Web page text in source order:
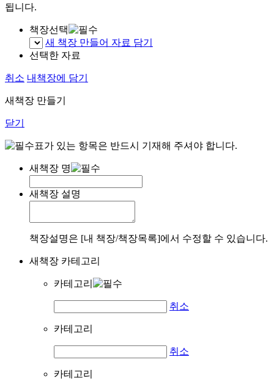
됩니다.
책장선택
새 책장 만들어 자료 담기
선택한 자료
취소 내책장에 담기
새책장 만들기
닫기
표가 있는 항목은 반드시 기재해 주셔야 합니다.
새책장 명
새책장 설명
책장설명은 [내 책장/책장목록]에서 수정할 수 있습니다.
새책장 카테고리
카테고리
취소
카테고리
취소
카테고리